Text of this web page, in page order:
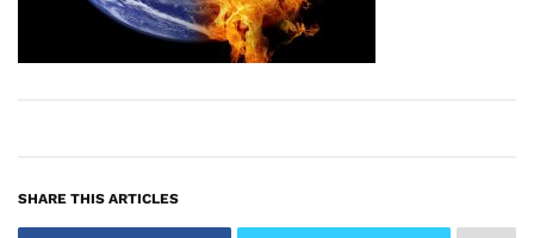
SHARE THIS ARTICLES